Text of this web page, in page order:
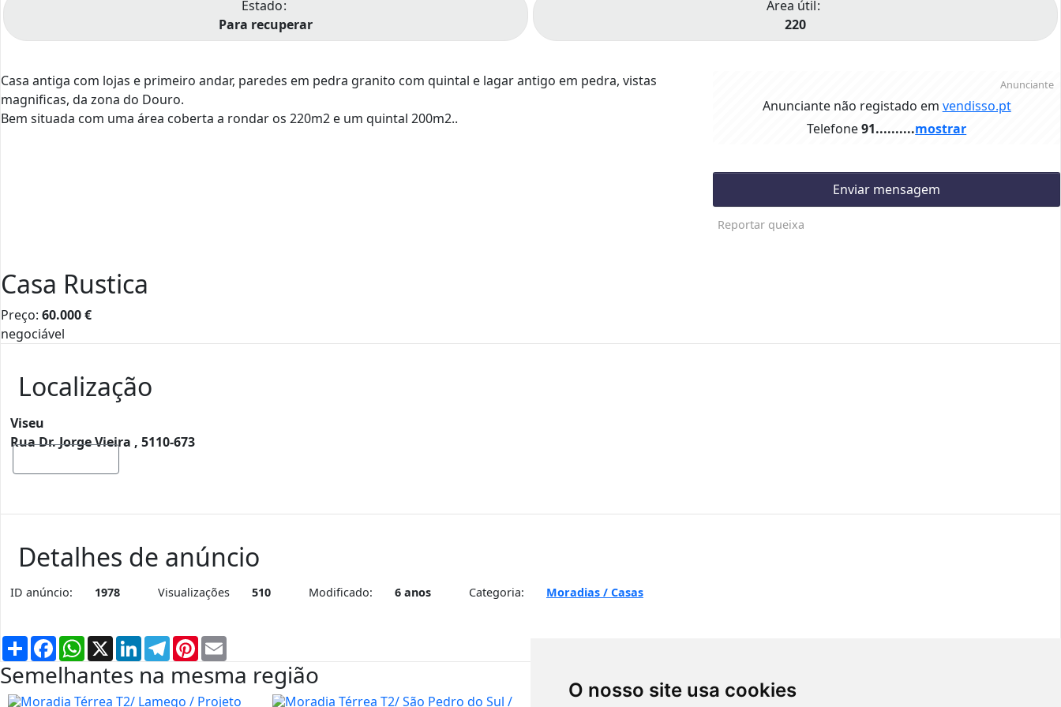
O nosso site usa cookies
Estado
Para recuperar
Área útil
220
Casa antiga com lojas e primeiro andar, paredes em pedra granito com quintal e lagar antigo em pedra, vistas
magnificas, da zona do Douro.
Bem situada com uma área coberta a rondar os 220m2 e um quintal 200m2..
Telefone91..........mostrar
Anunciante
Anunciante não registado em vendisso.pt
Enviar mensagem
Reportar queixa
Casa Rustica
Preço: 60.000€
negociável
Localização
Viseu
Rua Dr. Jorge Vieira , 5110-673
Detalhes de anúncio
ID anúncio: 1978 Visualizações 510 Modificado: 6 anos Categoria: Moradias / Casas
PartilharFacebookWhatsApp
X LinkedInTelegram
Pinterest
Semelhantes na mesma região